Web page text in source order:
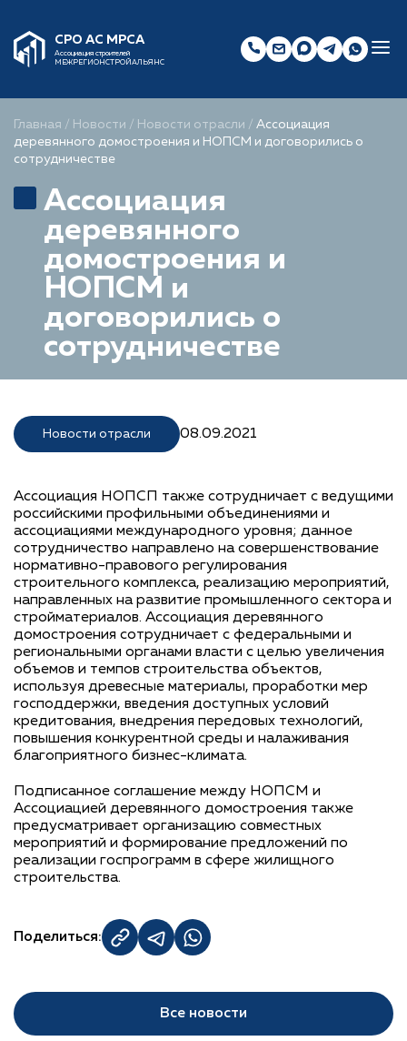
СРО АС МРСА
Ассоциация строителей
МЕЖРЕГИОНСТРОЙАЛЬЯНС
Главная / Новости / Новости отрасли / Ассоциация
деревянного домостроения и НОПСМ и договорились о
сотрудничестве
Ассоциация
деревянного
домостроения и
НОПСМ и
договорились о
сотрудничестве
Новости отрасли 08.09.2021
Ассоциация НОПСП также сотрудничает с ведущими
российскими профильными объединениями и
ассоциациями международного уровня; данное
сотрудничество направлено на совершенствование
нормативно-правового регулирования
строительного комплекса, реализацию мероприятий,
направленных на развитие промышленного сектора и
стройматериалов. Ассоциация деревянного
домостроения сотрудничает с федеральными и
региональными органами власти с целью увеличения
объемов и темпов строительства объектов,
используя древесные материалы, проработки мер
господдержки, введения доступных условий
кредитования, внедрения передовых технологий,
повышения конкурентной среды и налаживания
благоприятного бизнес-климата.
Подписанное соглашение между НОПСМ и
Ассоциацией деревянного домостроения также
предусматривает организацию совместных
мероприятий и формирование предложений по
реализации госпрограмм в сфере жилищного
строительства.
Поделиться:
Все новости